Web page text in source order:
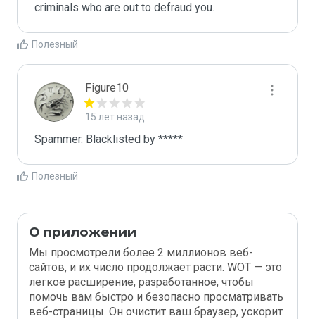
criminals who are out to defraud you.
Полезный
Figure10
15 лет назад
Spammer. Blacklisted by *****
Полезный
О приложении
Мы просмотрели более 2 миллионов веб-
сайтов, и их число продолжает расти. WOT — это
легкое расширение, разработанное, чтобы
помочь вам быстро и безопасно просматривать
веб-страницы. Он очистит ваш браузер, ускорит